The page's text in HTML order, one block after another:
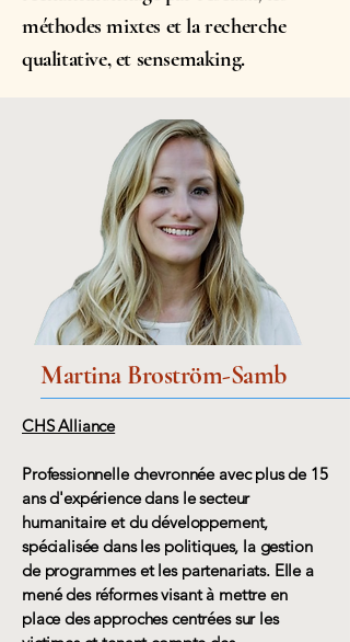
méthodes mixtes et la recherche
qualitative, et sensemaking.
Martina Broström-Samb
CHS Alliance
Professionnelle chevronnée avec plus de 15
ans d'expérience dans le secteur
humanitaire et du développement,
spécialisée dans les politiques, la gestion
de programmes et les partenariats. Elle a
mené des réformes visant à mettre en
place des approches centrées sur les